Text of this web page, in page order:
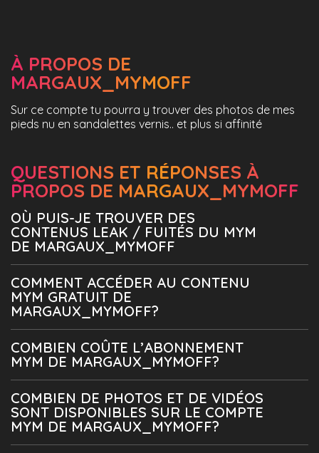
À PROPOS DE
MARGAUX_MYMOFF
Sur ce compte tu pourra y trouver des photos de mes
pieds nu en sandalettes vernis.. et plus si affinité
QUESTIONS ET RÉPONSES À
PROPOS DE MARGAUX_MYMOFF
OÙ PUIS-JE TROUVER DES
CONTENUS LEAK / FUITÉS DU MYM
DE MARGAUX_MYMOFF
COMMENT ACCÉDER AU CONTENU
MYM GRATUIT DE
MARGAUX_MYMOFF?
COMBIEN COÛTE L’ABONNEMENT
MYM DE MARGAUX_MYMOFF?
COMBIEN DE PHOTOS ET DE VIDÉOS
SONT DISPONIBLES SUR LE COMPTE
MYM DE MARGAUX_MYMOFF?